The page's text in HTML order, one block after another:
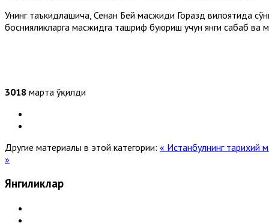
Унинг таъкидлашича, Сенан Бей масжиди Горазд вилоятида
боснияликларга масжидга ташриф буюриш учун янги сабаб ва
3018 марта ўқилди
Другие материалы в этой категории: « Истанбулнинг тарихий
»
Янгиликлар